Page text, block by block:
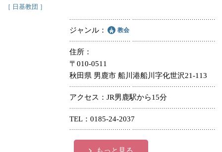
［ 日基教団 ］
ジャンル 教会
住所
〒010-0511
秋田県 男鹿市 船川港船川字化世沢21-113
アクセス JR男鹿駅から15分
TEL 0185-24-2037